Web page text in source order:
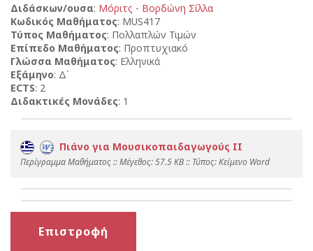
Διδάσκων/ουσα: Μόριτς - Βορδώνη Σίλλα
Κωδικός Μαθήματος: MUS417
Τύπος Μαθήματος: Πολλαπλών Τιμών
Επίπεδο Μαθήματος: Προπτυχιακό
Γλώσσα Μαθήματος: Ελληνικά
Εξάμηνο: Δ΄
ECTS: 2
Διδακτικές Μονάδες: 1
Πιάνο για Μουσικοπαιδαγωγούς ΙI
Περίγραμμα Μαθήματος :: Mέγεθος: 57.5 KB :: Τύπος: Kείμενο Word
Επιστροφή